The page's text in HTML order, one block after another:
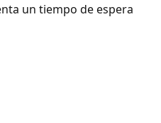
un tiempo de espera